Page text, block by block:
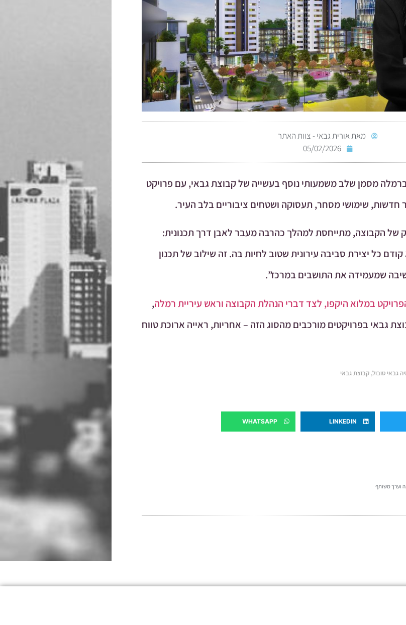
מאתאורית גבאי - צוות האתר
05/02/2026
ברמלה מסמן שלב משמעותי נוסף בעשייה של קבוצת גבאי, עם פרויקט
של הקבוצה, מתייחסת למהלך כהרבה מעבר לאבן דרך תכנונית:
כל יצירת סביבה עירונית שטוב לחיות בה. זה שילוב של תכנון
שמעמידה את התושבים במרכז”.
במלוא היקפו, לצד דברי הנהלת הקבוצה וראש עיריית רמלה,
גבאי בפרויקטים מורכבים מהסוג הזה – אחריות, ראייה ארוכת טווח
גבאי טובול, קבוצת גבאי
LINKEDIN
WHATSAPP